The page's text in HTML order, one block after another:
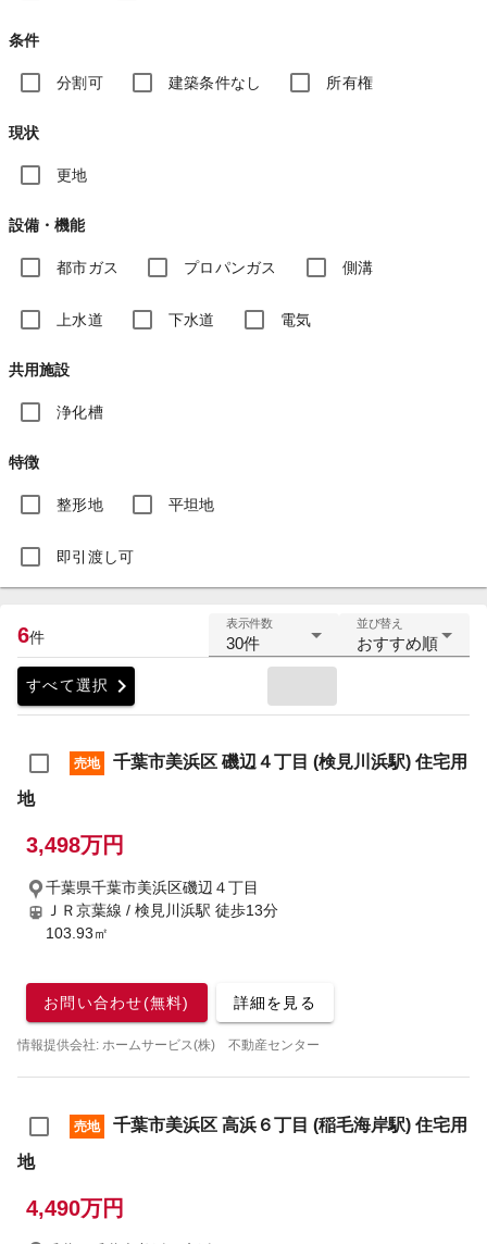
条件
分割可 建築条件なし 所有権
現状
更地
設備・機能
都市ガス プロパンガス 側溝
上水道 下水道 電気
共用施設
浄化槽
特徴
整形地 平坦地
即引渡し可
6件
表示件数
30件
並び替え
おすすめ順
すべて選択 chevron_right
売地
千葉市美浜区 磯辺４丁目 (検見川浜駅) 住宅用
地
3,498万円
千葉県千葉市美浜区磯辺４丁目
ＪＲ京葉線 / 検見川浜駅 徒歩13分
103.93㎡
お問い合わせ(無料) 詳細を見る
情報提供会社: ホームサービス(株) 不動産センター
売地
千葉市美浜区 高浜６丁目 (稲毛海岸駅) 住宅用
地
4,490万円